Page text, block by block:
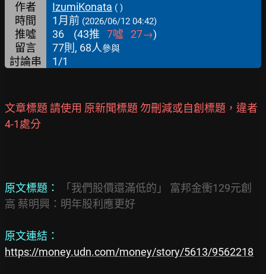
作者 IzumiKonata ( )
時間 1月前 (2026/06/12 04:42)
推噓 36 (43推 7噓 27→)
留言
77則, 68人參與
討論串 1/1
文章標題 請使用 原新聞標題 勿刪減或自創標題，違者
4-1處分
原文標題：
「我們股價還滿低的」 富邦金衝129元創
高 蔡明興：明年股利應更好
原文連結：
https://money.udn.com/money/story/5613/9562218